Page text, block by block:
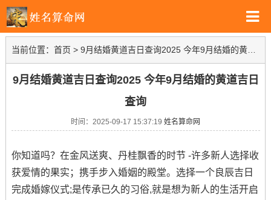
当前位置： 首页 > 9月结婚黄道吉日查询2025 今年9月结婚的黄道吉日查询
9月结婚黄道吉日查询2025 今年9月结婚的黄道吉日
查询
时间：2025-09-17 15:37:19 姓名算命网
你知道吗？在金风送爽、丹桂飘香的时节 -许多新人选择收
获爱情的果实；携手步入婚姻的殿堂。选择一个良辰吉日
完成婚嫁仪式;是传承已久的习俗,就是想为新人的生活开启